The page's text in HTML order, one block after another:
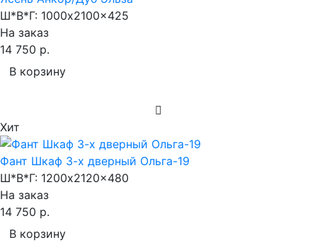
Ш*В*Г: 1000x2100x425
На заказ
14 750 р.
В корзину
Хит
Фант Шкаф 3-х дверный Ольга-19
Ш*В*Г: 1200x2120x480
На заказ
14 750 р.
В корзину